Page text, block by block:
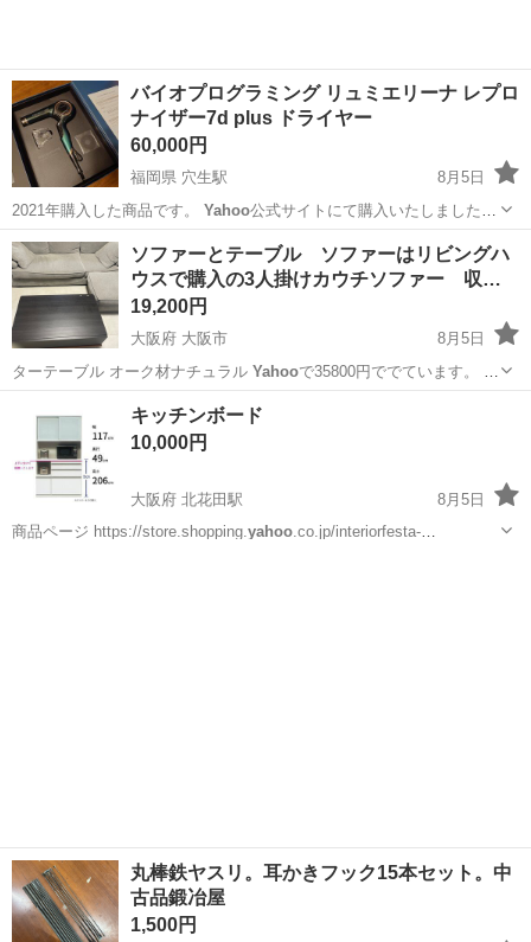
バイオプログラミング リュミエリーナ レプロ
ナイザー7d plus ドライヤー
60,000円
福岡県 穴生駅
8月5日
2021年購入した商品です。 Yahoo公式サイトにて購入いたしました。
…福岡 北九州市 美容家電
ソファーとテーブル ソファーはリビングハ
ウスで購入の3人掛けカウチソファー 収…
19,200円
大阪府 大阪市
8月5日
ターテーブル オーク材ナチュラル Yahooで35800円ででています。 大
きさ…
キッチンボード
10,000円
大阪府 北花田駅
8月5日
商品ページ https://store.shopping.yahoo.co.jp/interiorfesta-
丸棒鉄ヤスリ。耳かきフック15本セット。中
古品鍛冶屋
1,500円